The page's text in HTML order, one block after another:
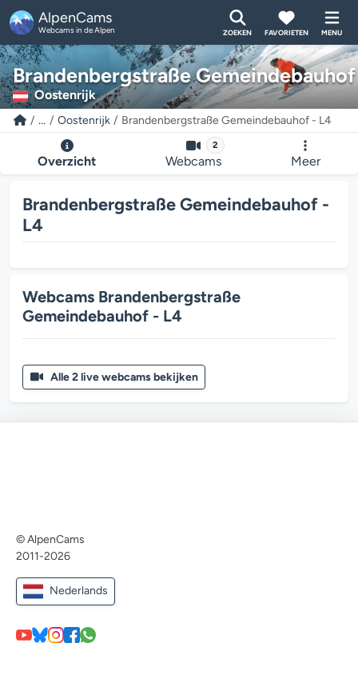
AlpenCams
Webcams in de Alpen ZOEKEN FAVORIETEN MENU
Brandenbergstraße
Oostenrijk
... Oostenrijk Brandenbergstraße Gemeindebauhof - L4
Overzicht
2
Webcams Meer
Brandenbergstraße Gemeindebauhof -
L4
Webcams Brandenbergstraße
Gemeindebauhof - L4
Alle 2 live webcams bekijken
© AlpenCams
2011-2026
Nederlands